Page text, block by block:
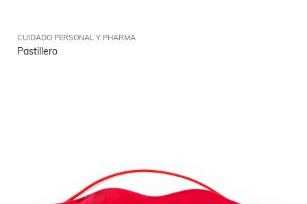
CUIDADO PERSONAL Y PHARMA
Pastillero